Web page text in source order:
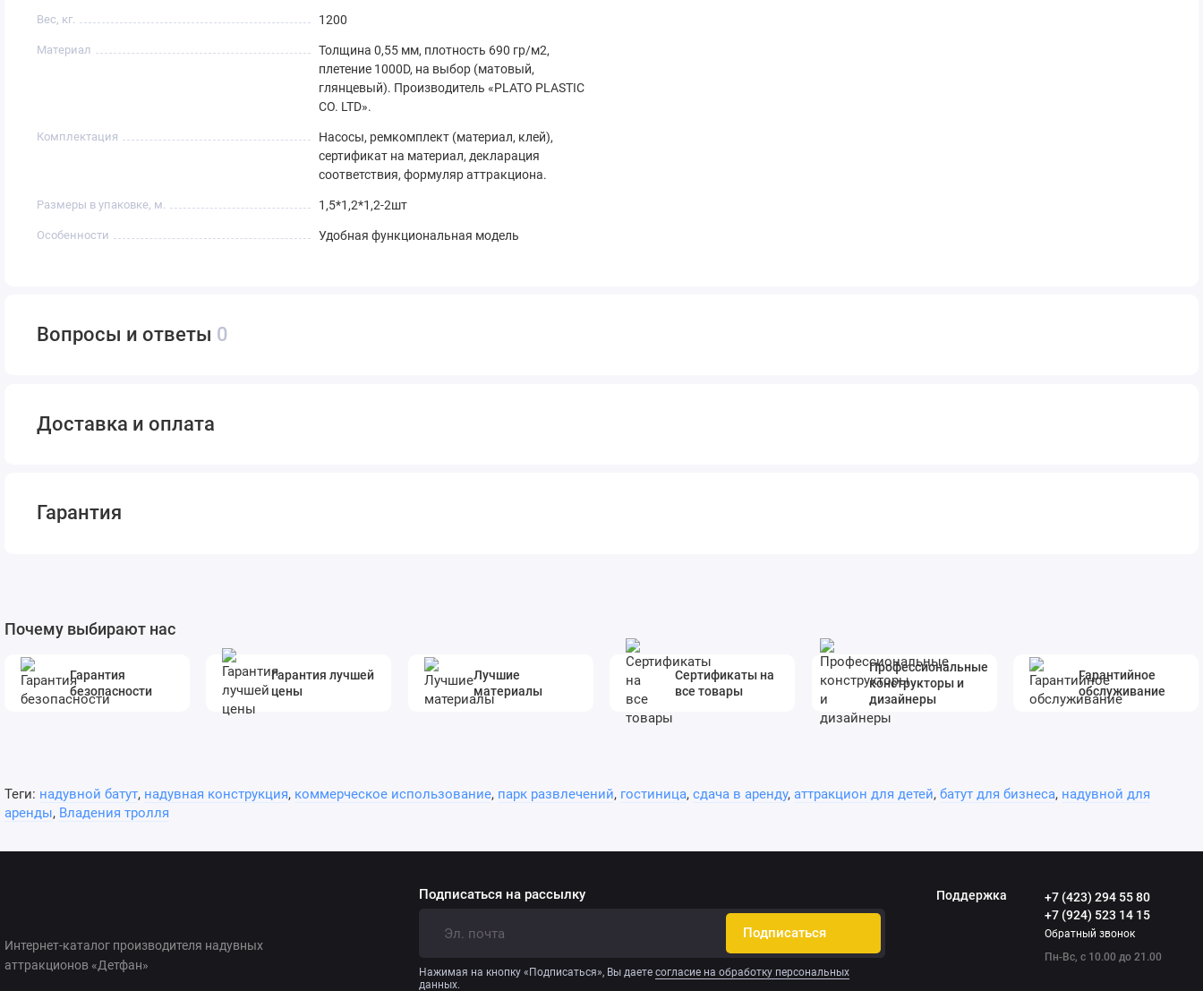
Вес, кг. 1200
Материал
Толщина 0,55 мм, плотность 690 гр/м2,
плетение 1000D, на выбор (матовый,
глянцевый). Производитель «PLATO PLASTIC
CO. LTD».
Комплектация
Насосы, ремкомплект (материал, клей),
сертификат на материал, декларация
соответствия, формуляр аттракциона.
Размеры в упаковке, м. 1,5*1,2*1,2-2шт
Особенности Удобная функциональная модель
Вопросы и ответы 0
Доставка и оплата
Гарантия
Почему выбирают нас
Гарантия
безопасности
Гарантия лучшей
цены
Лучшие
материалы
Сертификаты на
все товары
Профессиональные
конструкторы и
дизайнеры
Гарантийное
обслуживание
Теги: надувной батут, надувная конструкция, коммерческое использование, парк развлечений, гостиница, сдача в аренду, аттракцион для детей, батут для бизнеса, надувной для
аренды, Владения тролля
Интернет-каталог производителя надувных
аттракционов «Детфан»
Подписаться на рассылку
Подписаться
Нажимая на кнопку «Подписаться», Вы даете согласие на обработку персональных
данных.
Поддержка
+7 (423) 294 55 80
+7 (924) 523 14 15
Обратный звонок
Пн-Вс, с 10.00 до 21.00